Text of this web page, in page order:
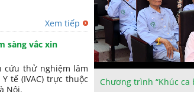
Xem tiếp
sàng vắc xin
cứu thử nghiệm lâm
tế (IVAC) trực thuộc
Nội.
Chương trình “Khúc ca